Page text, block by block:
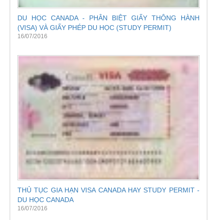
DU HỌC CANADA - PHÂN BIỆT GIẤY THÔNG HÀNH
(VISA) VÀ GIẤY PHÉP DU HỌC (STUDY PERMIT)
16/07/2016
THỦ TỤC GIA HẠN VISA CANADA HAY STUDY PERMIT -
DU HỌC CANADA
16/07/2016